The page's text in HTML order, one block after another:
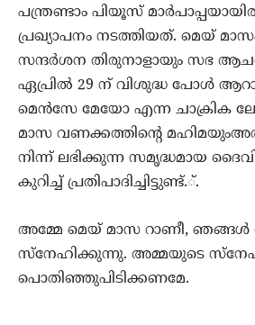
പന്ത്രണ്ടാം പിയൂസ്
പ്രഖ്യാപനം നടത്തിയത്. മെയ് മാസം
സന്ദര്‍ശന തിരുനാളായും സഭ
ഏപ്രില്‍ 29 ന് വിശുദ്ധ പോള്‍
മെന്‍സേ മേയോ എന്ന ചാക്രിക
മാസ വണക്കത്തിന്റെ
നിന്ന് ലഭിക്കുന്ന സമൃദ്ധമായ
കുറിച്ച് പ്രതിപാദിച്ചിട്ടുണ്ട്.്.
അമ്മേ മെയ് മാസ റാണീ,
സ്‌നേഹിക്കുന്നു. അമ്മയുടെ
പൊതിഞ്ഞുപിടിക്കണമേ.